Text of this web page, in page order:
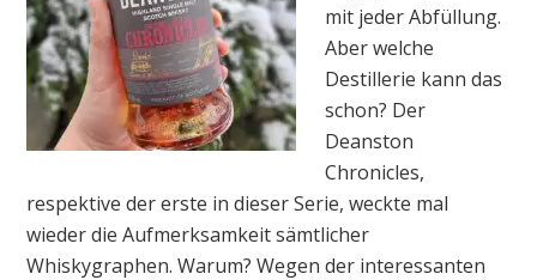
mit jeder Abfüllung.
Aber welche
Destillerie kann das
schon? Der
Deanston
Chronicles,
respektive der erste in dieser Serie, weckte mal
wieder die Aufmerksamkeit sämtlicher
Whiskygraphen. Warum? Wegen der interessanten